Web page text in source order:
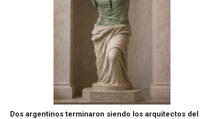
Dos argentinos terminaron siendo los arquitectos del